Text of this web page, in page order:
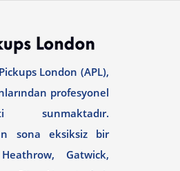
London (APL),
profesyonel
sunmaktadır.
sona eksiksiz bir
Gatwick,